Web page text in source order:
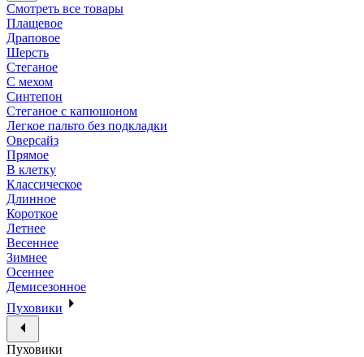
Смотреть все товары
Плащевое
Драповое
Шерсть
Стеганое
С мехом
Синтепон
Стеганое с капюшоном
Легкое пальто без подкладки
Оверсайз
Прямое
В клетку
Классическое
Длинное
Короткое
Летнее
Весеннее
Зимнее
Осеннее
Демисезонное
Пуховики
Пуховики